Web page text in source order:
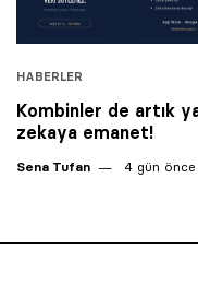
HABERLER
Kombinler de artık
zekaya emanet!
Sena Tufan 4 gün önce